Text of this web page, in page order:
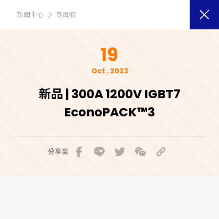
新聞中心 新聞稿
19
Oct . 2023
新品 | 300A 1200V IGBT7
EconoPACK™3
分享至